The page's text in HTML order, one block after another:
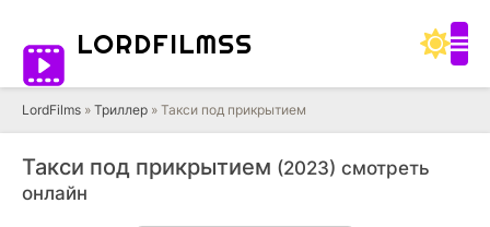
LORDFILMSS
LordFilms » Триллер » Такси под прикрытием
Такси под прикрытием (2023) смотреть
онлайн